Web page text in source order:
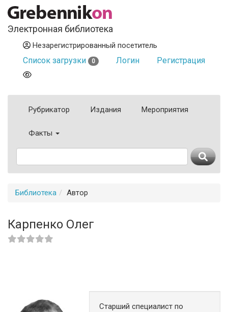
Электронная библиотека
Незарегистрированный посетитель
Список загрузки 0 Логин Регистрация
Рубрикатор Издания Мероприятия
Факты
Библиотека Автор
Карпенко Олег
Старший специалист по